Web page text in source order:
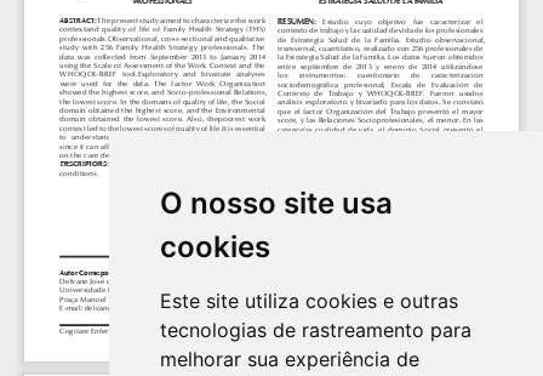
O nosso site usa
cookies
Este site utiliza cookies e outras
tecnologias de rastreamento para
melhorar sua experiência de